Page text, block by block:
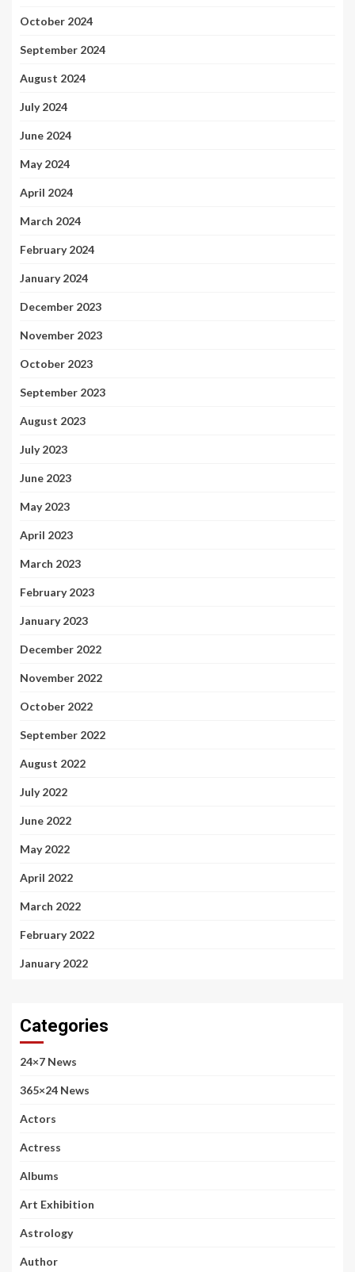
October 2024
September 2024
August 2024
July 2024
June 2024
May 2024
April 2024
March 2024
February 2024
January 2024
December 2023
November 2023
October 2023
September 2023
August 2023
July 2023
June 2023
May 2023
April 2023
March 2023
February 2023
January 2023
December 2022
November 2022
October 2022
September 2022
August 2022
July 2022
June 2022
May 2022
April 2022
March 2022
February 2022
January 2022
Categories
24×7 News
365×24 News
Actors
Actress
Albums
Art Exhibition
Astrology
Author